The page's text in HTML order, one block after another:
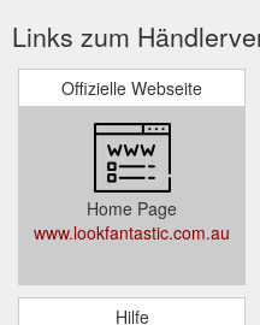
Links zum
Offizielle Webseite
Home Page
www.lookfantastic.com.au
Hilfe